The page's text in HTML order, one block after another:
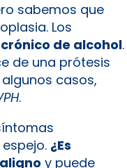
sabemos que
Los
de alcohol.
de una prótesis
casos,
.
¿Es
y puede